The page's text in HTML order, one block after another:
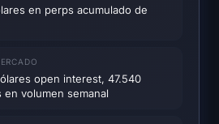
en perps acumulado de
open interest, 47.540
volumen semanal